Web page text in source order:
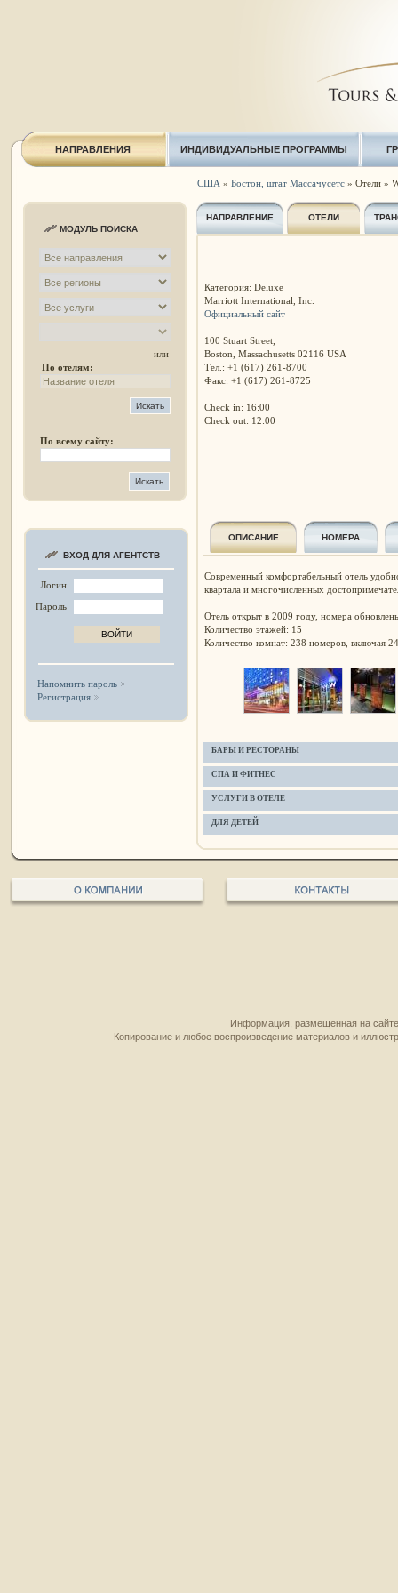
НАПРАВЛЕНИЯ ИНДИВИДУАЛЬНЫЕ ПРОГРАММЫ
МОДУЛЬ ПОИСКА
или
По отелям:
По всему сайту:
ВХОД ДЛЯ АГЕНТСТВ
Логин
Пароль
Напомнить пароль
Регистрация
США » Бостон, штат Массачусетс» Отели »
НАПРАВЛЕНИЕ ОТЕЛИ
Категория: Deluxe
Marriott International, Inc.
Официальный сайт
100 Stuart Street,
Boston, Massachusetts 02116 USA
Тел.: +1 (617) 261-8700
Факс: +1 (617) 261-8725
Check in: 16:00
Check out: 12:00
ОПИСАНИЕ НОМЕРА
Современный комфортабельный отель
квартала и многочисленных
Отель открыт в 2009 году, номера
Количество этажей: 15
Количество комнат: 238 номеров, включая
БАРЫ И РЕСТОРАНЫ
СПА И ФИТНЕС
УСЛУГИ В ОТЕЛЕ
ДЛЯ ДЕТЕЙ
Информация, размещенная на
Копирование и любое воспроизведение материалов и